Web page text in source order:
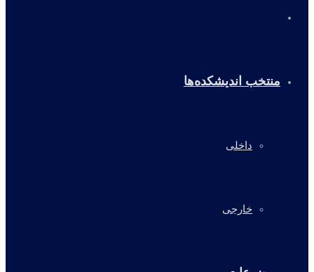
منتخب اندیشکده‌ها
داخلی
خارجی